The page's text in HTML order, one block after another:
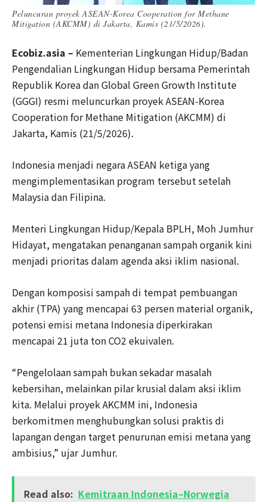
Peluncuran proyek ASEAN-Korea Cooperation for Methane
Mitigation (AKCMM) di Jakarta, Kamis (21/5/2026).
Ecobiz.asia – Kementerian Lingkungan Hidup/Badan
Pengendalian Lingkungan Hidup bersama Pemerintah
Republik Korea dan Global Green Growth Institute
(GGGI) resmi meluncurkan proyek ASEAN-Korea
Cooperation for Methane Mitigation (AKCMM) di
Jakarta, Kamis (21/5/2026).
Indonesia menjadi negara ASEAN ketiga yang
mengimplementasikan program tersebut setelah
Malaysia dan Filipina.
Menteri Lingkungan Hidup/Kepala BPLH, Moh Jumhur
Hidayat, mengatakan penanganan sampah organik kini
menjadi prioritas dalam agenda aksi iklim nasional.
Dengan komposisi sampah di tempat pembuangan
akhir (TPA) yang mencapai 63 persen material organik,
potensi emisi metana Indonesia diperkirakan
mencapai 21 juta ton CO2 ekuivalen.
“Pengelolaan sampah bukan sekadar masalah
kebersihan, melainkan pilar krusial dalam aksi iklim
kita. Melalui proyek AKCMM ini, Indonesia
berkomitmen menghubungkan solusi praktis di
lapangan dengan target penurunan emisi metana yang
ambisius,” ujar Jumhur.
Read also: Kemitraan Indonesia–Norwegia